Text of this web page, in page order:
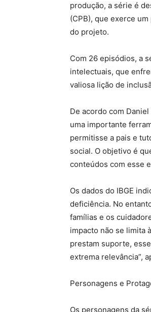
produção, a série é
(CPB), que exerce
do projeto.
Com 26 episódios, a
intelectuais, que
valiosa lição de
De acordo com
uma importante
permitisse a pais e
social. O objetivo é
conteúdos com esse
Os dados do IBGE
deficiência. No
famílias e os
impacto não se limita
prestam suporte,
extrema relevância”,
Personagens e
Os personagens da